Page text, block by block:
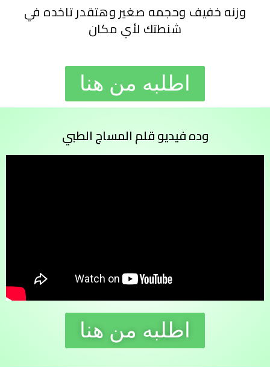
وزنه خفيف وحجمه صغير وهتقدر تاخده في
شنطتك لأي مكان
اطلبه من هنا
وده فيديو قلم المساج الطبي
اطلبه من هنا